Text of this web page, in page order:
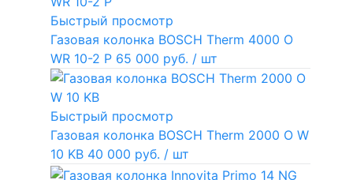
Быстрый просмотр
Газовая колонка BOSCH Therm 4000 O
WR 10-2 P 65 000 руб. / шт
Быстрый просмотр
Газовая колонка BOSCH Therm 2000 O W
10 KB 40 000 руб. / шт